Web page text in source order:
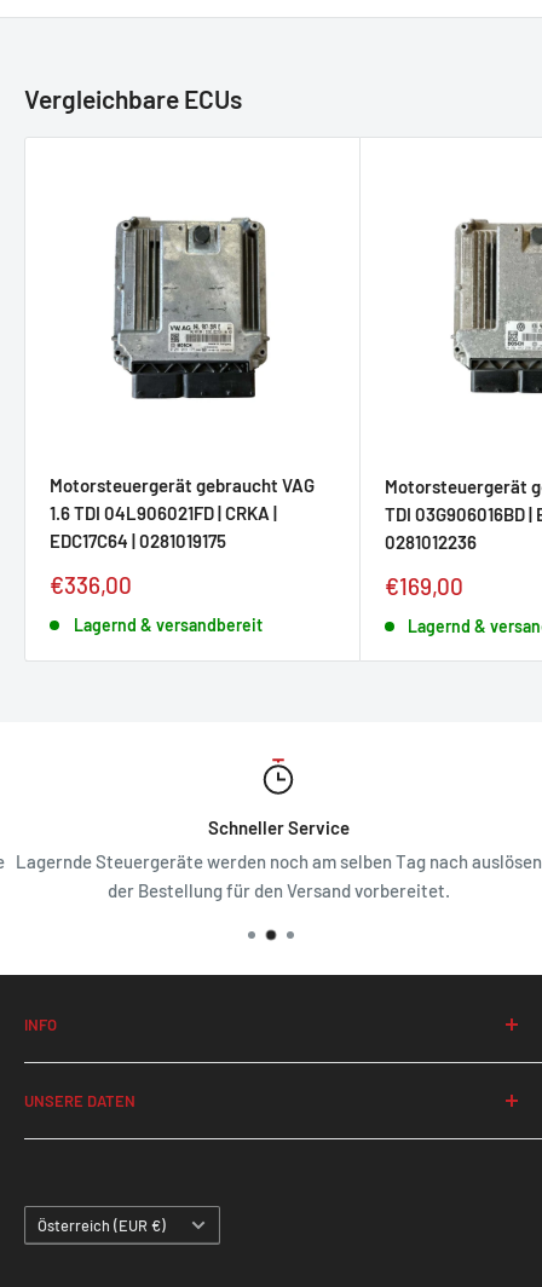
Vergleichbare ECUs
Motorsteuergerät gebraucht VAG
1.6 TDI 04L906021FD | CRKA |
EDC17C64 | 0281019175
Sonderpreis
€336,00
Lagernd & versandbereit
Motorsteuergerät
TDI 03G906016BD |
0281012236
Sonderpreis
€169,00
Lagernd &
Schneller Service
Lagernde Steuergeräte werden noch am selben Tag nach auslösen
der Bestellung für den Versand vorbereitet.
INFO
Suche
Kontakt
Widerruf
Impressum
UNSERE DATEN
Sonnenplatz 2
4360 Grein
Land/Region
Österreich (EUR €)